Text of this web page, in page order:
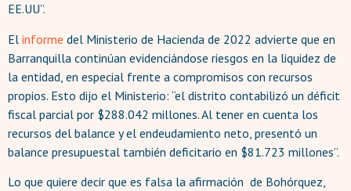
EE.UU”.
El informe del Ministerio de Hacienda de 2022 advierte que en
Barranquilla continúan evidenciándose riesgos en la liquidez de
la entidad, en especial frente a compromisos con recursos
propios. Esto dijo el Ministerio: “el distrito contabilizó un déficit
fiscal parcial por $288.042 millones. Al tener en cuenta los
recursos del balance y el endeudamiento neto, presentó un
balance presupuestal también deficitario en $81.723 millones”.
Lo que quiere decir que es falsa la afirmación de Bohórquez,